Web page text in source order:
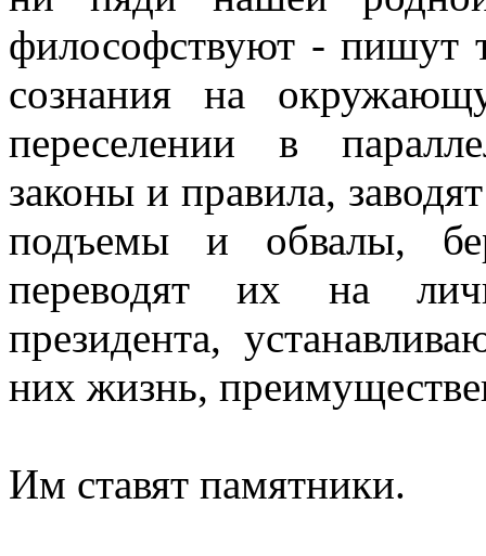
философствуют - пишут
сознания на
переселении в
законы и правила,
подъемы и обвалы,
переводят их на
президента,
них жизнь,
Им ставят памятники.